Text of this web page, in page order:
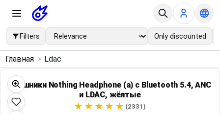
Filters Only discounted
Menu ×
Home
Главная > Ldac
Наушники Nothing Headphone (a) с Bluetooth 5.4, ANC
и LDAC, жёлтые
(2331)